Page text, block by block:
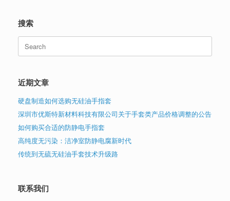
搜索
Search
for:
近期文章
硬盘制造如何选购无硅油手指套
深圳市优斯特新材料科技有限公司关于手套类产品价格调整的公告
如何购买合适的防静电手指套
高纯度无污染：洁净室防静电腐新时代
传统到无硫无硅油手套技术升级路
联系我们